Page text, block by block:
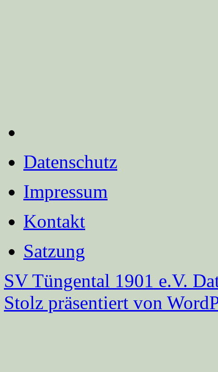
Datenschutz
Impressum
Kontakt
Satzung
SV Tüngental 1901 e.V.
Stolz präsentiert von